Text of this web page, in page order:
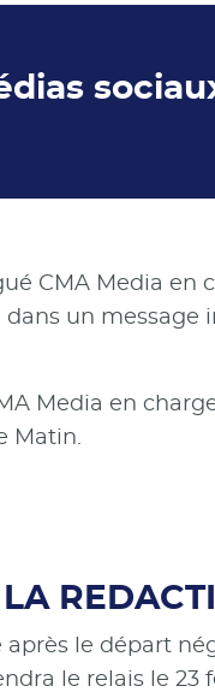
CMA Media en
un message
Media en
Matin.
le départ
le relais le 23